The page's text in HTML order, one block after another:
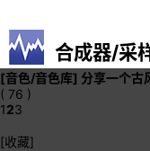
合成器/采
[音色/音色库] 分享一个古
( 76 )
123
[收藏]